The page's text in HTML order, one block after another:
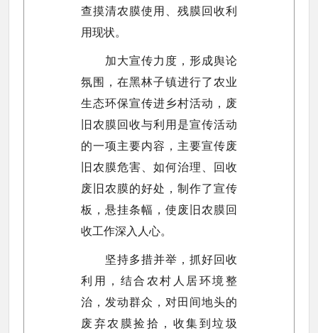
查摸清农膜使用、残膜回收利
用现状。
加大宣传力度，形成舆论
氛围，在黑林子镇进行了农业
生态环保宣传进乡村活动，废
旧农膜回收与利用是宣传活动
的一项主要内容，主要宣传废
旧农膜危害、如何治理、回收
废旧农膜的好处，制作了宣传
板，悬挂条幅，使废旧农膜回
收工作深入人心。
坚持多措并举，抓好回收
利用，结合农村人居环境整
治，发动群众，对田间地头的
废弃农膜捡拾，收集到垃圾